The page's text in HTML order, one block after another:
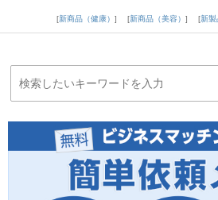
新商品（健康）
新商品（美容） 新製